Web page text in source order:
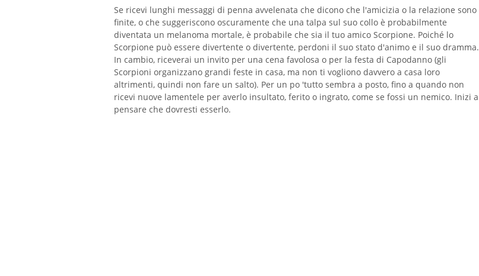
Se ricevi lunghi messaggi di penna avvelenata che dicono che l'amicizia o la relazione sono
finite, o che suggeriscono oscuramente che una talpa sul suo collo è probabilmente
diventata un melanoma mortale, è probabile che sia il tuo amico Scorpione. Poiché lo
Scorpione può essere divertente o divertente, perdoni il suo stato d'animo e il suo dramma.
In cambio, riceverai un invito per una cena favolosa o per la festa di Capodanno (gli
Scorpioni organizzano grandi feste in casa, ma non ti vogliono davvero a casa loro
altrimenti, quindi non fare un salto). Per un po 'tutto sembra a posto, fino a quando non
ricevi nuove lamentele per averlo insultato, ferito o ingrato, come se fossi un nemico. Inizi a
pensare che dovresti esserlo.